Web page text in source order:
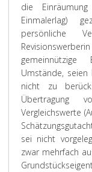
die
Einmalerlag)
persönliche
Umstände,
nicht zu
Übertragung
Vergleichswerte
sei nicht
zwar mehrfach